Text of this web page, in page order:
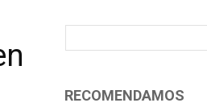
RECOMENDAMOS